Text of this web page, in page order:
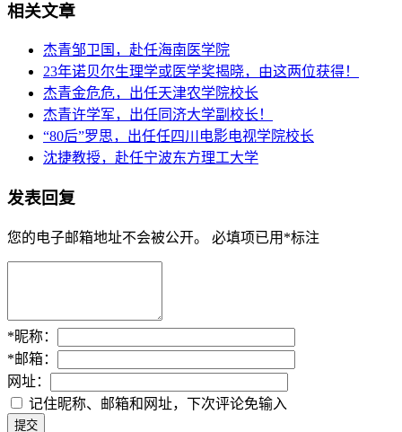
相关文章
杰青邹卫国，赴任海南医学院
23年诺贝尔生理学或医学奖揭晓，由这两位获得！
杰青金危危，出任天津农学院校长
杰青许学军，出任同济大学副校长！
“80后”罗思，出任任四川电影电视学院校长
沈捷教授，赴任宁波东方理工大学
发表回复
您的电子邮箱地址不会被公开。 必填项已用 *标注
*昵称：
*邮箱：
网址：
记住昵称、邮箱和网址，下次评论免输入